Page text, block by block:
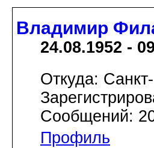
Владимир
24.08.1952 -
Откуда:
Сообщений:
Профиль